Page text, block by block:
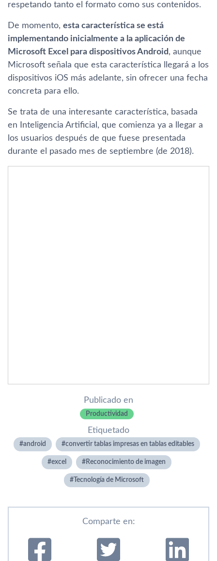
respetando tanto el formato como sus contenidos.
De momento, esta característica se está
implementando inicialmente a la aplicación de
Microsoft Excel para dispositivos Android, aunque
Microsoft señala que esta característica llegará a los
dispositivos iOS más adelante, sin ofrecer una fecha
concreta para ello.
Se trata de una interesante característica, basada
en Inteligencia Artificial, que comienza ya a llegar a
los usuarios después de que fuese presentada
durante el pasado mes de septiembre (de 2018).
Publicado en
Productividad
Etiquetado
android convertir tablas impresas en tablas editables
excel Reconocimiento de imagen
Tecnología de Microsoft
Comparte en: